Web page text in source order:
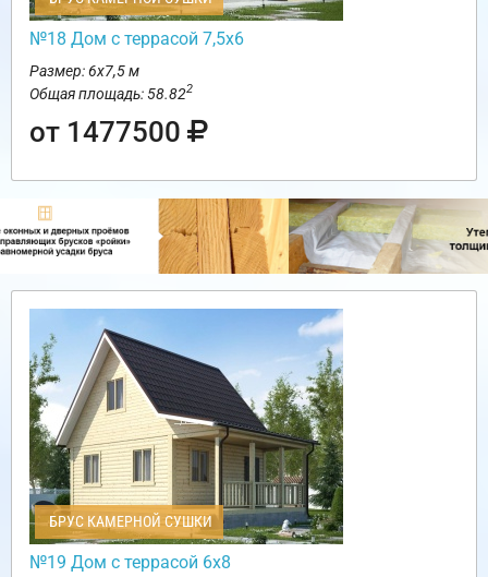
№18 Дом с террасой 7,5х6
Размер: 6х7,5 м
Общая площадь: 58.822
от 1477500
БРУС КАМЕРНОЙ СУШКИ
№19 Дом с террасой 6х8